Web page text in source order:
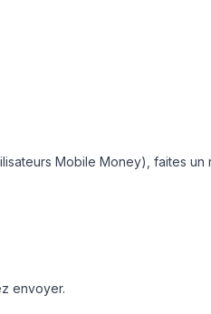
Mobile Money), faites un
envoyer.